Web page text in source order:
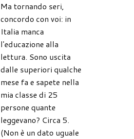
Ma tornando seri,
concordo con voi: in
Italia manca
l'educazione alla
lettura. Sono uscita
dalle superiori qualche
mese fa e sapete nella
mia classe di 25
persone quante
leggevano? Circa 5.
(Non è un dato uguale